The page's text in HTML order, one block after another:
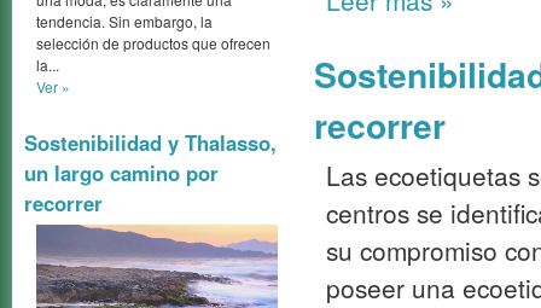
tendencia. Sin embargo, la
selección de productos que ofrecen
la...
Ver »
Sostenibilidad y Thalasso,
un largo camino por
recorrer
recorrer
Las ecoetiquetas
centros se
su compromiso
poseer una